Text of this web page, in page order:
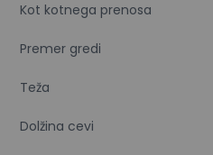
Kot kotnega prenosa
Premer gredi
Teža
Dolžina cevi